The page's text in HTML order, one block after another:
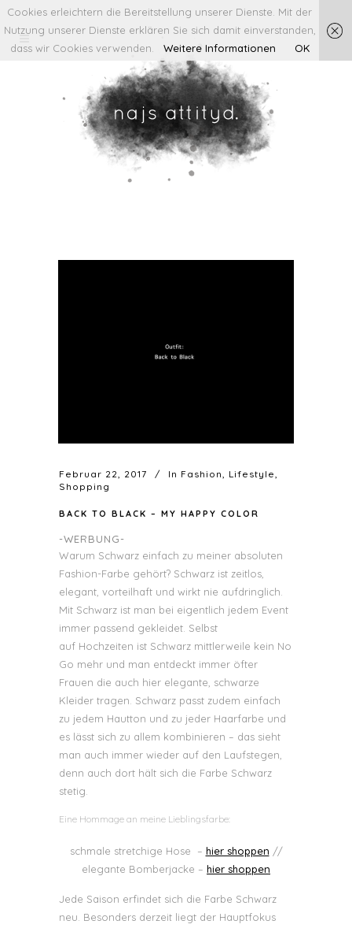
Februar 22, 2017 In Fashion, Lifestyle,
Shopping
BACK TO BLACK – MY HAPPY COLOR
-WERBUNG-
Warum Schwarz einfach zu meiner absoluten
Fashion-Farbe gehört? Schwarz ist zeitlos,
elegant, vorteilhaft und wirkt nie aufdringlich.
Mit Schwarz ist man bei eigentlich jedem Event
immer passend gekleidet. Selbst
auf Hochzeiten ist Schwarz mittlerweile kein No
Go mehr und man entdeckt immer öfter
Frauen die auch hier elegante, schwarze
Kleider tragen. Schwarz passt zudem einfach
zu jedem Hautton und zu jeder Haarfarbe und
es lässt sich zu allem kombinieren – das sieht
man auch immer wieder auf den Laufstegen,
denn auch dort hält sich die Farbe Schwarz
stetig.
Eine Hommage an meine Lieblingsfarbe:
schmale stretchige Hose – hier shoppen //
elegante Bomberjacke – hier shoppen
Jede Saison erfindet sich die Farbe Schwarz
neu. Besonders derzeit liegt der Hauptfokus
Cookies erleichtern die Bereitstellung unserer Dienste. Mit der
Nutzung unserer Dienste erklären Sie sich damit einverstanden,
dass wir Cookies verwenden.
Weitere Informationen OK